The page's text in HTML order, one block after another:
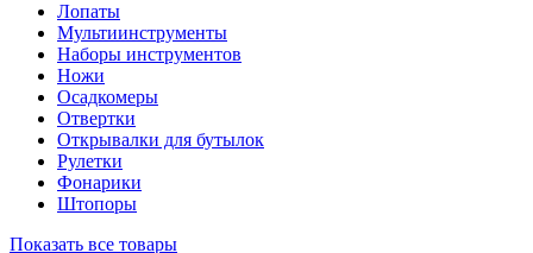
Лопаты
Мультиинструменты
Наборы инструментов
Ножи
Осадкомеры
Отвертки
Открывалки для бутылок
Рулетки
Фонарики
Штопоры
Показать все товары